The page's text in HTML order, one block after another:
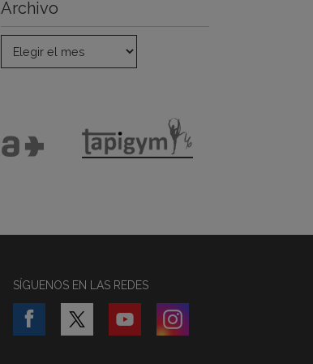
Archivo
SÍGUENOS EN LAS REDES